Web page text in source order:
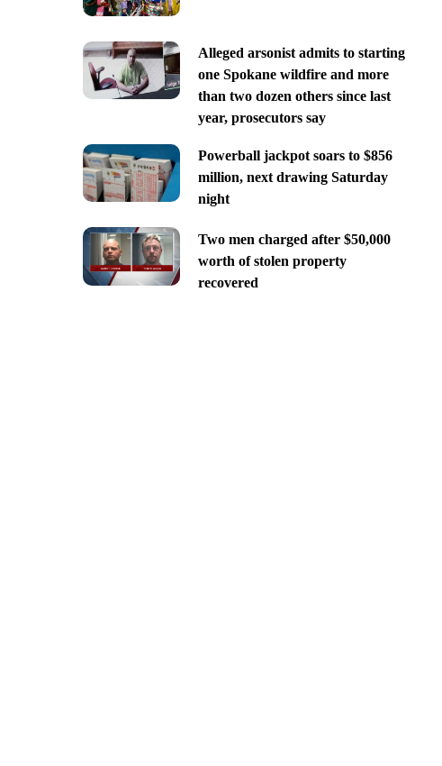
Alleged arsonist admits to starting
one Spokane wildfire and more
than two dozen others since last
year, prosecutors say
Powerball jackpot soars to $856
million, next drawing Saturday
night
Two men charged after $50,000
worth of stolen property
recovered